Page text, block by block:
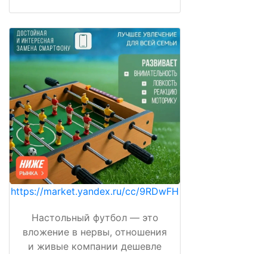
https://market.yandex.ru/cc/9RDwFH
Настольный футбол — это
вложение в нервы, отношения
и живые компании дешевле